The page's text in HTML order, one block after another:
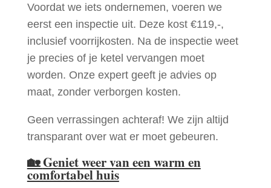
Voordat we iets ondernemen, voeren we
eerst een inspectie uit. Deze kost €119,-,
inclusief voorrijkosten. Na de inspectie weet
je precies of je ketel vervangen moet
worden. Onze expert geeft je advies op
maat, zonder verborgen kosten.
Geen verrassingen achteraf! We zijn altijd
transparant over wat er moet gebeuren.
🏡Geniet weer van een warm en
comfortabel huis